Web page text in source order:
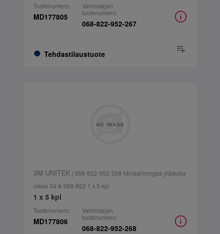
Tuotenumero:
MD177805
Tehdastilaustuote
Valmistajan
tuotenumero:
068-822-952-267
3M UNITEK| 068-822-952-268 Molaarirengas yläleuka
oikea 34 & 068-822 1 x 5 kpl
1 x 5 kpl
Tuotenumero:
MD177806
Valmistajan
tuotenumero:
068-822-952-268